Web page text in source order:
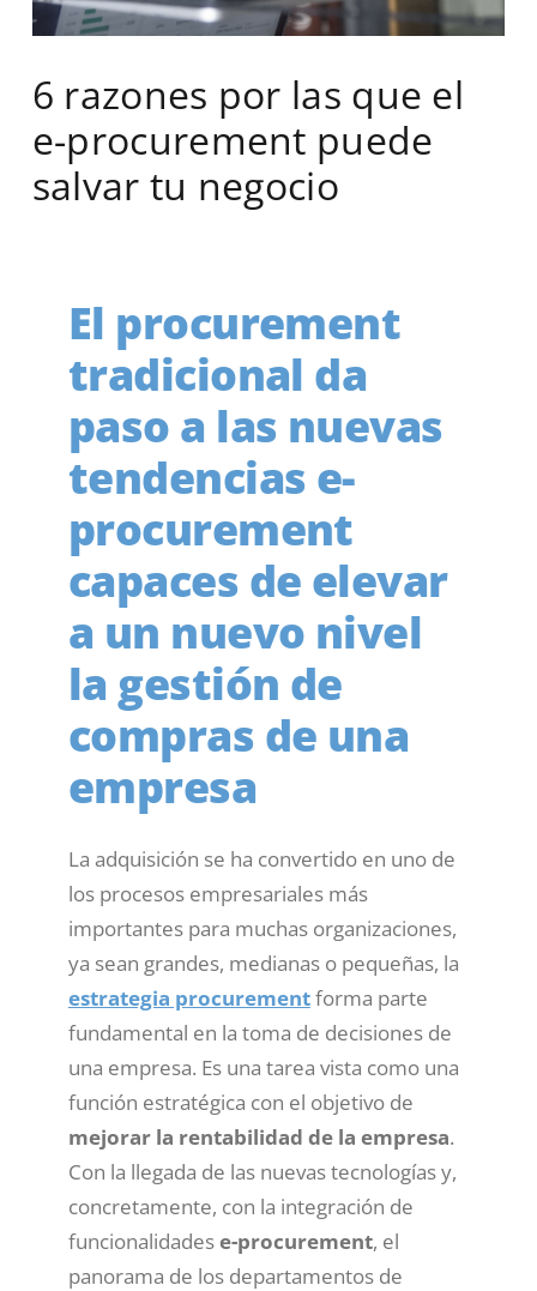
6 razones por las que el
e-procurement puede
salvar tu negocio
El procurement
tradicional da
paso a las nuevas
tendencias e-
procurement
capaces de elevar
a un nuevo nivel
la gestión de
compras de una
empresa
La adquisición se ha convertido en uno de
los procesos empresariales más
importantes para muchas organizaciones,
ya sean grandes, medianas o pequeñas, la
estrategia procurementforma parte
fundamental en la toma de decisiones de
una empresa. Es una tarea vista como una
función estratégica con el objetivo de
mejorar la rentabilidad de la empresa.
Con la llegada de las nuevas tecnologías y,
concretamente, con la integración de
funcionalidadese-procurement, el
panorama de los departamentos de